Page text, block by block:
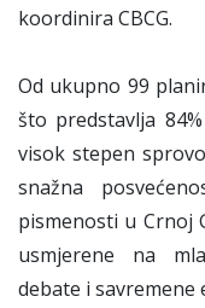
koordinira CBCG.
Od ukupno 99
što predstavlja
visok stepen
snažna
pismenosti u Crnoj
usmjerene na
debate i savremene